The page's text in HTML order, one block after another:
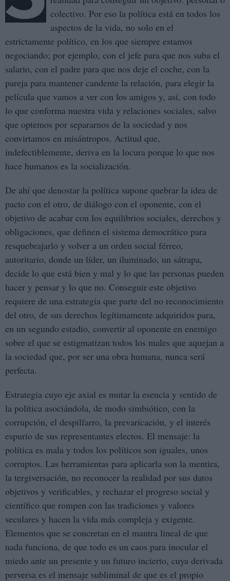
colectivo. Por eso la política está en todos los
aspectos de la vida, no solo en el
estrictamente político, en los que siempre estamos
negociando; por ejemplo, con el jefe para que nos suba el
salario, con el padre para que nos deje el coche, con la
pareja para mantener candente la relación, para elegir la
película que vamos a ver con los amigos y, así, con todo
lo que conforma nuestra vida y relaciones sociales, salvo
que optemos por separarnos de la sociedad y nos
convirtamos en misántropos. Actitud que,
indefectiblemente, deriva en la locura porque lo que nos
hace humanos es la socialización.
De ahí que denostar la política supone quebrar la idea de
pacto con el otro, de diálogo con el oponente, con el
objetivo de acabar con los equilibrios sociales, derechos y
obligaciones, que definen el sistema democrático para
resquebrajarlo y volver a un orden social férreo,
autoritario, donde un líder, un iluminado, un sátrapa,
decide lo que está bien y mal y lo que las personas pueden
hacer y pensar y lo que no. Conseguir este objetivo
requiere de una estrategia que parte del no reconocimiento
del otro, de sus derechos legítimamente adquiridos para,
en un segundo estadio, convertir al oponente en enemigo
sobre el que se estigmatizan todos los males que aquejan a
la sociedad que, por ser una obra humana, nunca será
perfecta.
Estrategia cuyo eje axial es mutar la esencia y sentido de
la política asociándola, de modo simbiótico, con la
corrupción, el despilfarro, la prevaricación, y el interés
espurio de sus representantes electos. El mensaje: la
política es mala y todos los políticos son iguales, unos
corruptos. Las herramientas para aplicarla son la mentira,
la tergiversación, no reconocer la realidad por sus datos
objetivos y verificables, y rechazar el progreso social y
científico que rompen con las tradiciones y valores
seculares y hacen la vida más compleja y exigente.
Elementos que se concretan en el mantra lineal de que
nada funciona, de que todo es un caos para inocular el
miedo ante un presente y un futuro incierto, cuya derivada
perversa es el mensaje subliminal de que es el propio